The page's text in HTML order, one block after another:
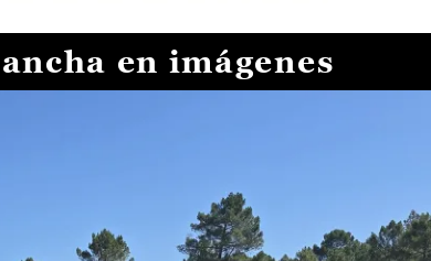
en imágenes